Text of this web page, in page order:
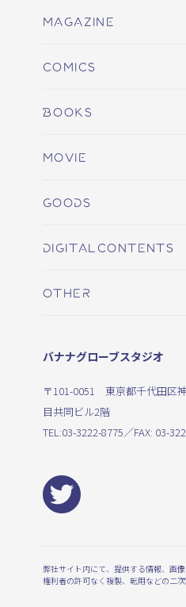
MAGAZINE
COMICS
BOOKS
MOVIE
GOODS
DIGITALCONTENTS
OTHER
バナナグローブスタジオ
〒101-0051 東京都千代田区
目共同ビル2階
TEL:03-3222-8775／FAX: 03-
弊社サイト内にて、提供する情報、画像
権利者の許可なく複製、転用などの二